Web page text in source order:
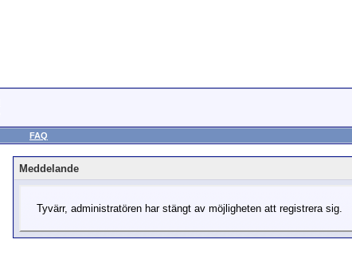
FAQ
Meddelande
Tyvärr, administratören har stängt av möjligheten att registrera sig.